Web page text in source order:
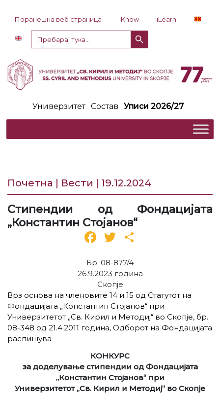
Поранешна веб страница iKnow
iLearn
Пребарај
за:
Копче за пребарување
Универзитет Состав Уписи 2026/27
Почетна | Вести | 19.12.2024
Стипендии од Фондацијата
„Константин Стојанов“
Facebook
Twitter
Бр. 08-877/4
26.9.2023 година
Скопје
Врз основа на членовите 14 и 15 од Статутот на
Фондацијата „Константин Стојанов“ при
Универзитетот „Св. Кирил и Методиј“ во Скопје, бр.
08-348 од 21.4.2011 година, Одборот на Фондацијата
распишува
КОНКУРС
за доделување стипендии од Фондацијата
„Константин Стојанов“ при
Универзитетот „Св. Кирил и Методиј“ во Скопје